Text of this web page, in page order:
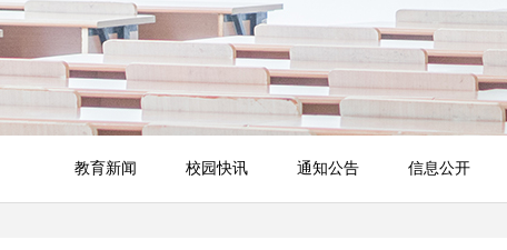
教育新闻 校园快讯 通知公告 信息公开